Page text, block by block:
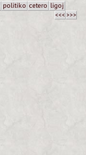
politiko cetero ligoj
<<< >>>